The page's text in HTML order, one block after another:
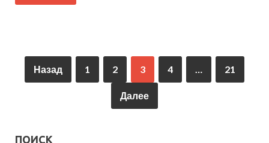
Назад 1 2 3 4 … 21
Далее
ПОИСК